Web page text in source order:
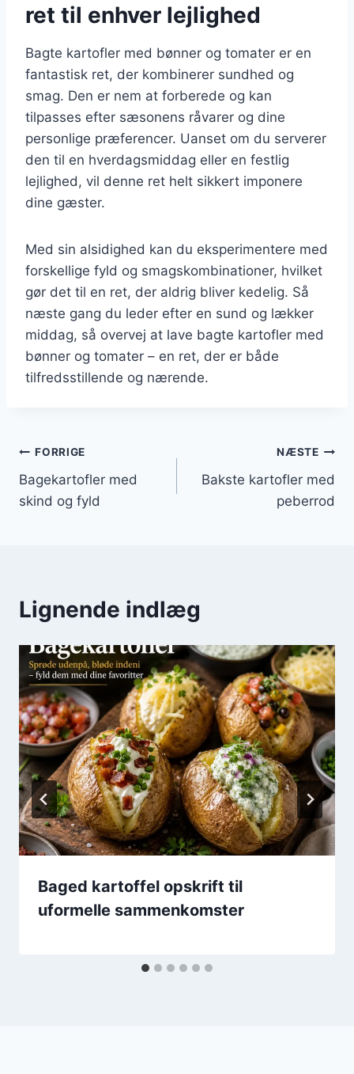
ret til enhver lejlighed
Bagte kartofler med bønner og tomater er en
fantastisk ret, der kombinerer sundhed og
smag. Den er nem at forberede og kan
tilpasses efter sæsonens råvarer og dine
personlige præferencer. Uanset om du serverer
den til en hverdagsmiddag eller en festlig
lejlighed, vil denne ret helt sikkert imponere
dine gæster.
Med sin alsidighed kan du eksperimentere med
forskellige fyld og smagskombinationer, hvilket
gør det til en ret, der aldrig bliver kedelig. Så
næste gang du leder efter en sund og lækker
middag, så overvej at lave bagte kartofler med
bønner og tomater – en ret, der er både
tilfredsstillende og nærende.
Indlægsnavigation
FORRIGE
Bagekartofler med
skind og fyld
NÆSTE
Bakste kartofler med
peberrod
Lignende indlæg
Baged kartoffel opskrift til
uformelle sammenkomster